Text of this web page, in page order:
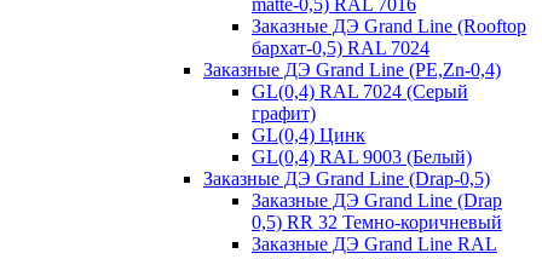
Заказные ДЭ Grand Line (Rooftop
бархат-0,5) RAL 7024
Заказные ДЭ Grand Line (PE,Zn-0,4)
GL(0,4) RAL 7024 (Серый
графит)
GL(0,4) Цинк
GL(0,4) RAL 9003 (Белый)
Заказные ДЭ Grand Line (Drap-0,5)
Заказные ДЭ Grand Line (Drap
0,5) RR 32 Темно-коричневый
Заказные ДЭ Grand Line RAL